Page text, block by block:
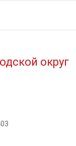
округ